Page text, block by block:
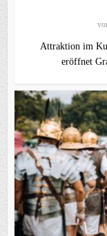
Attraktion im
eröffnet